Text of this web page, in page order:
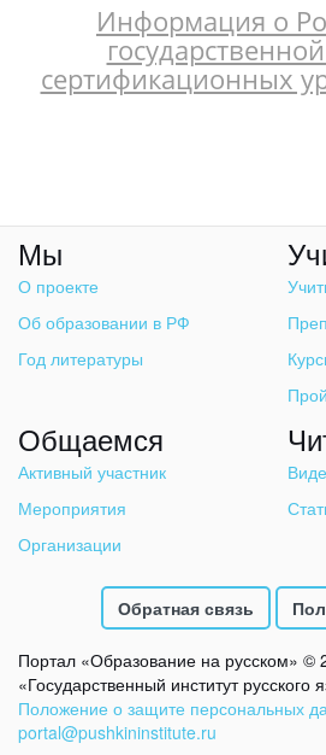
Информация о
сертификационных
Мы
О проекте
Об образовании в РФ
Год литературы
Общаемся
Активный участник
Мероприятия
Организации
Обратная связь
Портал «Образование на русском»
«Государственный институт
Положение о защите персональных
portal@pushkininstitute.ru